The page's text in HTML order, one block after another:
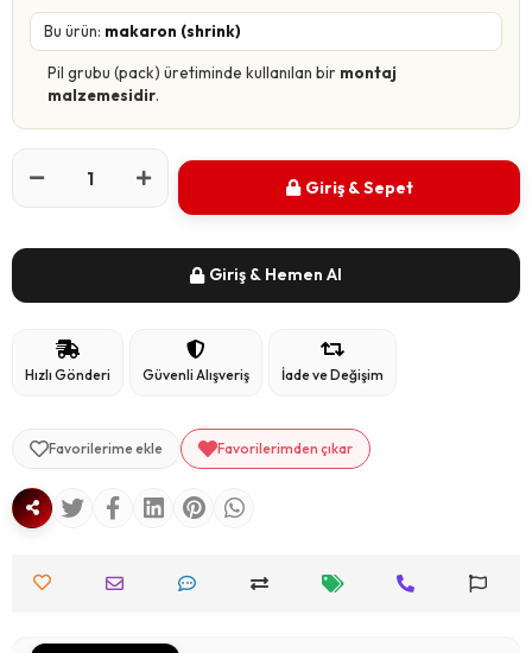
Bu ürün: makaron (shrink)
Pil grubu (pack) üretiminde kullanılan bir montaj
malzemesidir.
Giriş & Sepet
Giriş & Hemen Al
Hızlı Gönderi Güvenli Alışveriş İade ve Değişim
Favorilerime ekle Favorilerimden çıkar